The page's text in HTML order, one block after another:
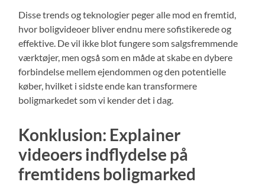
Disse trends og teknologier peger alle mod en fremtid,
hvor boligvideoer bliver endnu mere sofistikerede og
effektive. De vil ikke blot fungere som salgsfremmende
værktøjer, men også som en måde at skabe en dybere
forbindelse mellem ejendommen og den potentielle
køber, hvilket i sidste ende kan transformere
boligmarkedet som vi kender det i dag.
Konklusion: Explainer
videoers indflydelse på
fremtidens boligmarked